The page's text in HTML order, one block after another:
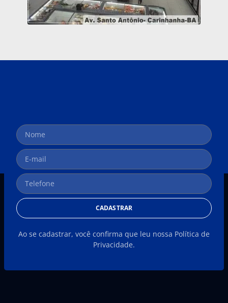
CADASTRAR
Ao se cadastrar, você confirma que leu nossa Política de
Privacidade.